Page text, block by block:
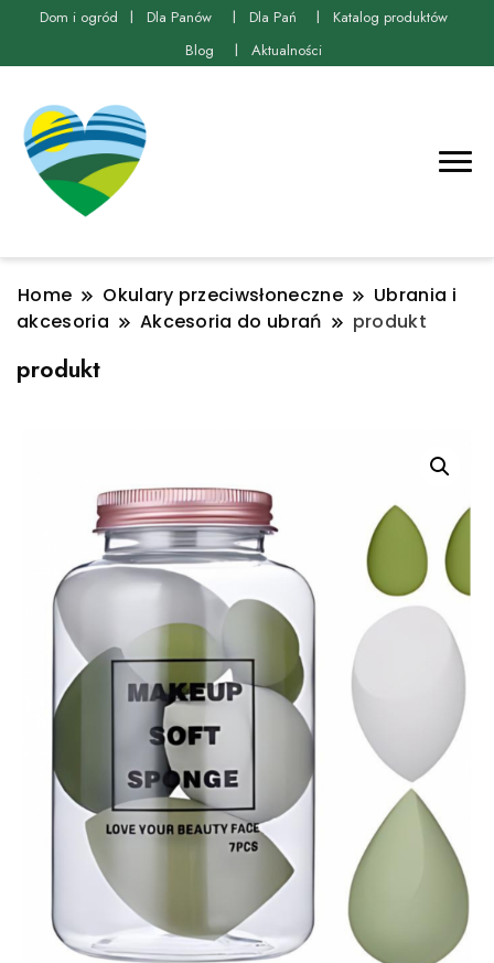
Dom i ogród Dla Panów Dla Pań
Katalog produktów
Blog
Aktualności
Home Okulary przeciwsłoneczne
Ubrania i
akcesoria
Akcesoria do ubrań produkt
produkt